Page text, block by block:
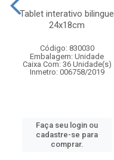
Tablet interativo bilingue
24x18cm
Código: 830030
Embalagem: Unidade
Caixa Com: 36 Unidade(s)
Inmetro: 006758/2019
Faça seu login ou
cadastre-se para
comprar.